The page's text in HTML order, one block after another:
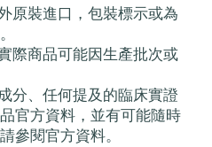
原裝進口，包裝標示或為
際商品可能因生產批次或
分、任何提及的臨床實證
官方資料，並有可能隨時
參閱官方資料。